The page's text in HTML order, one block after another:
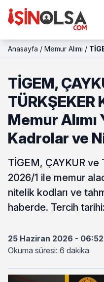
Anasayfa / Memur Alımı /
TİGEM,
TÜRKŞEKER
Memur Alımı
Kadrolar ve
TİGEM, ÇAYKUR ve
2026/1 ile memur
nitelik kodları ve
haberde. Tercih
25 Haziran 2026 - 06:52
Okuma süresi: 6 dakika